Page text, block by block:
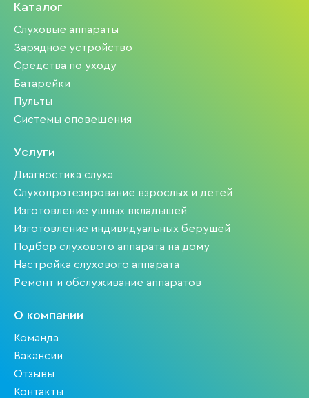
Каталог
Слуховые аппараты
Зарядное устройство
Средства по уходу
Батарейки
Пульты
Системы оповещения
Услуги
Диагностика слуха
Слухопротезирование взрослых и детей
Изготовление ушных вкладышей
Изготовление индивидуальных берушей
Подбор слухового аппарата на дому
Настройка слухового аппарата
Ремонт и обслуживание аппаратов
О компании
Команда
Вакансии
Отзывы
Контакты